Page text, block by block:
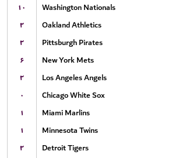
۱۰ Washington Nationals
۲ Oakland Athletics
۲ Pittsburgh Pirates
۶ New York Mets
۲ Los Angeles Angels
۰ Chicago White Sox
۱ Miami Marlins
۱ Minnesota Twins
۲ Detroit Tigers